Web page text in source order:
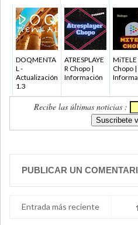
DOQMENTA
L -
Actualización
1.3
ATRESPLAYE
R Chopo |
Información
MiTELE
Chopo |
Recibe las últimas noticias :
PUBLICAR UN
Entrada más reciente